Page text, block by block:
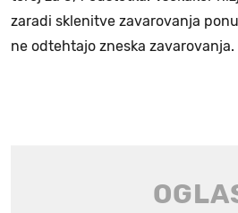
zaradi sklenitve zavarovanja
ne odtehtajo zneska zavarovanja.